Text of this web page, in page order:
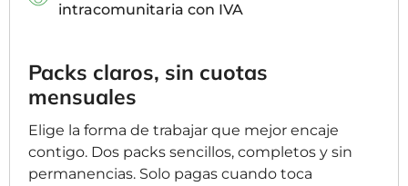
intracomunitaria con IVA
Packs claros, sin cuotas
mensuales
Elige la forma de trabajar que mejor encaje
contigo. Dos packs sencillos, completos y sin
permanencias. Solo pagas cuando toca